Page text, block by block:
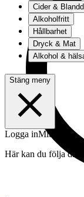
Cider &
Alkoholfritt
Hållbarhet
Dryck & Mat
Alkohol &
Stäng meny
Logga inMitt konto
Här kan du följa din